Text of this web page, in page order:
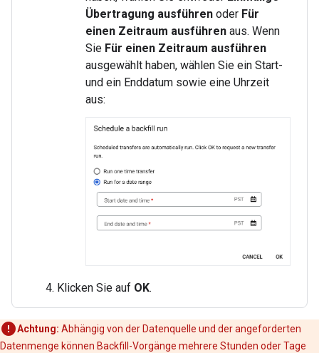
Übertragung ausführen oder Für
einen Zeitraum ausführen aus. Wenn
Sie Für einen Zeitraum ausführen
ausgewählt haben, wählen Sie ein Start-
und ein Enddatum sowie eine Uhrzeit
aus:
Klicken Sie auf OK.
Achtung: Abhängig von der Datenquelle und der angeforderten
Datenmenge können Backfill-Vorgänge mehrere Stunden oder Tage